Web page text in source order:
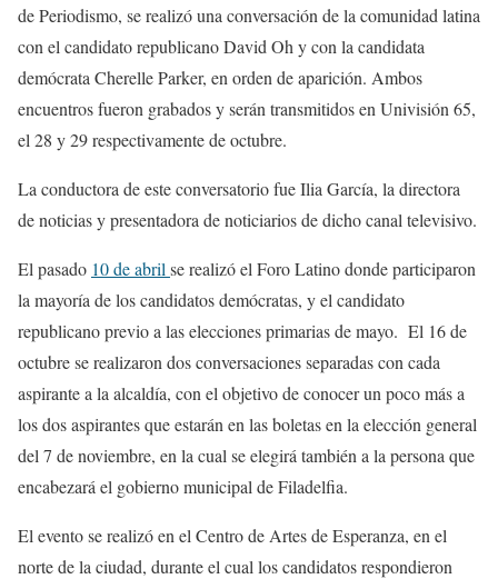
de Periodismo, se realizó una conversación de la comunidad latina
con el candidato republicano David Oh y con la candidata
demócrata Cherelle Parker, en orden de aparición. Ambos
encuentros fueron grabados y serán transmitidos en Univisión 65,
el 28 y 29 respectivamente de octubre.
La conductora de este conversatorio fue Ilia García, la directora
de noticias y presentadora de noticiarios de dicho canal televisivo.
El pasado 10 de abril se realizó el Foro Latino donde participaron
la mayoría de los candidatos demócratas, y el candidato
republicano previo a las elecciones primarias de mayo. El 16 de
octubre se realizaron dos conversaciones separadas con cada
aspirante a la alcaldía, con el objetivo de conocer un poco más a
los dos aspirantes que estarán en las boletas en la elección general
del 7 de noviembre, en la cual se elegirá también a la persona que
encabezará el gobierno municipal de Filadelfia.
El evento se realizó en el Centro de Artes de Esperanza, en el
norte de la ciudad, durante el cual los candidatos respondieron